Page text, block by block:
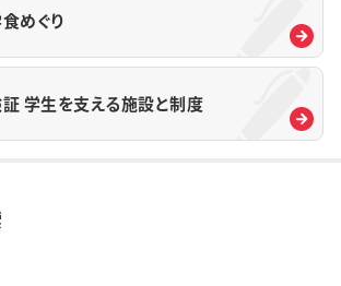
めぐり
学生を支える施設と制度